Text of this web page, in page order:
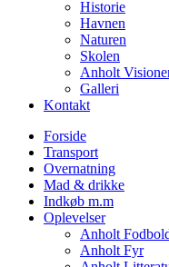
Historie
Havnen
Naturen
Skolen
Anholt
Galleri
Kontakt
Forside
Transport
Overnatning
Mad & drikke
Indkøb m.m
Oplevelser
Anholt
Anholt Fyr